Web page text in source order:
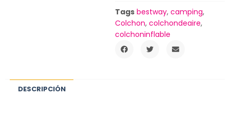
Tags bestway, camping,
Colchon, colchondeaire,
colchoninflable
DESCRIPCIÓN